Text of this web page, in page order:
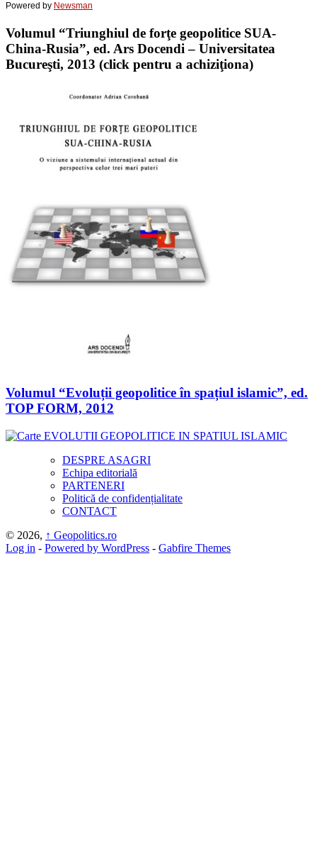
Powered by Newsman
Volumul “Triunghiul de forţe geopolitice SUA-
China-Rusia”, ed. Ars Docendi – Universitatea
Bucureşti, 2013 (click pentru a achiziţiona)
Volumul “Evoluții geopolitice în spațiul islamic”, ed.
TOP FORM, 2012
DESPRE ASAGRI
Echipa editorială
PARTENERI
Politică de confidențialitate
CONTACT
© 2026, ↑ Geopolitics.ro
Log in - Powered by WordPress - Gabfire Themes